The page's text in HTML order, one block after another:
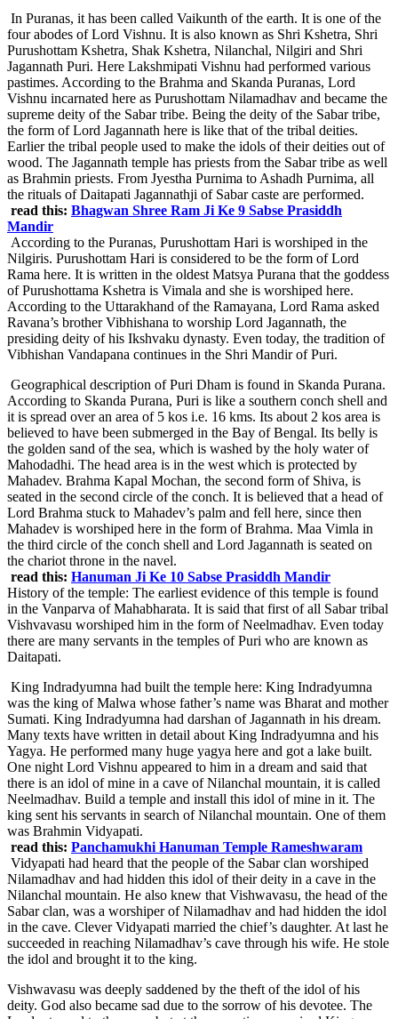
In Puranas, it has been called Vaikunth of the earth. It is one of the
four abodes of Lord Vishnu. It is also known as Shri Kshetra, Shri
Purushottam Kshetra, Shak Kshetra, Nilanchal, Nilgiri and Shri
Jagannath Puri. Here Lakshmipati Vishnu had performed various
pastimes. According to the Brahma and Skanda Puranas, Lord
Vishnu incarnated here as Purushottam Nilamadhav and became the
supreme deity of the Sabar tribe. Being the deity of the Sabar tribe,
the form of Lord Jagannath here is like that of the tribal deities.
Earlier the tribal people used to make the idols of their deities out of
wood. The Jagannath temple has priests from the Sabar tribe as well
as Brahmin priests. From Jyestha Purnima to Ashadh Purnima, all
the rituals of Daitapati Jagannathji of Sabar caste are performed.
read this: Bhagwan Shree Ram Ji Ke 9 Sabse Prasiddh
Mandir
According to the Puranas, Purushottam Hari is worshiped in the
Nilgiris. Purushottam Hari is considered to be the form of Lord
Rama here. It is written in the oldest Matsya Purana that the goddess
of Purushottama Kshetra is Vimala and she is worshiped here.
According to the Uttarakhand of the Ramayana, Lord Rama asked
Ravana’s brother Vibhishana to worship Lord Jagannath, the
presiding deity of his Ikshvaku dynasty. Even today, the tradition of
Vibhishan Vandapana continues in the Shri Mandir of Puri.
Geographical description of Puri Dham is found in Skanda Purana.
According to Skanda Purana, Puri is like a southern conch shell and
it is spread over an area of 5 kos i.e. 16 kms. Its about 2 kos area is
believed to have been submerged in the Bay of Bengal. Its belly is
the golden sand of the sea, which is washed by the holy water of
Mahodadhi. The head area is in the west which is protected by
Mahadev. Brahma Kapal Mochan, the second form of Shiva, is
seated in the second circle of the conch. It is believed that a head of
Lord Brahma stuck to Mahadev’s palm and fell here, since then
Mahadev is worshiped here in the form of Brahma. Maa Vimla in
the third circle of the conch shell and Lord Jagannath is seated on
the chariot throne in the navel.
read this: Hanuman Ji Ke 10 Sabse Prasiddh Mandir
History of the temple: The earliest evidence of this temple is found
in the Vanparva of Mahabharata. It is said that first of all Sabar tribal
Vishvavasu worshiped him in the form of Neelmadhav. Even today
there are many servants in the temples of Puri who are known as
Daitapati.
King Indradyumna had built the temple here: King Indradyumna
was the king of Malwa whose father’s name was Bharat and mother
Sumati. King Indradyumna had darshan of Jagannath in his dream.
Many texts have written in detail about King Indradyumna and his
Yagya. He performed many huge yagya here and got a lake built.
One night Lord Vishnu appeared to him in a dream and said that
there is an idol of mine in a cave of Nilanchal mountain, it is called
Neelmadhav. Build a temple and install this idol of mine in it. The
king sent his servants in search of Nilanchal mountain. One of them
was Brahmin Vidyapati.
read this: Panchamukhi Hanuman Temple Rameshwaram
Vidyapati had heard that the people of the Sabar clan worshiped
Nilamadhav and had hidden this idol of their deity in a cave in the
Nilanchal mountain. He also knew that Vishwavasu, the head of the
Sabar clan, was a worshiper of Nilamadhav and had hidden the idol
in the cave. Clever Vidyapati married the chief’s daughter. At last he
succeeded in reaching Nilamadhav’s cave through his wife. He stole
the idol and brought it to the king.
Vishwavasu was deeply saddened by the theft of the idol of his
deity. God also became sad due to the sorrow of his devotee. The